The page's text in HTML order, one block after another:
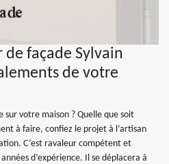
façade Sylvain
de votre
votre maison ? Quelle que soit
à faire, confiez le projet à l’artisan
C’est ravaleur compétent et
d’expérience. Il se déplacera à